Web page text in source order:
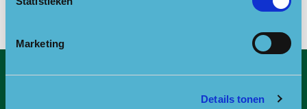
Marketing
Details tonen